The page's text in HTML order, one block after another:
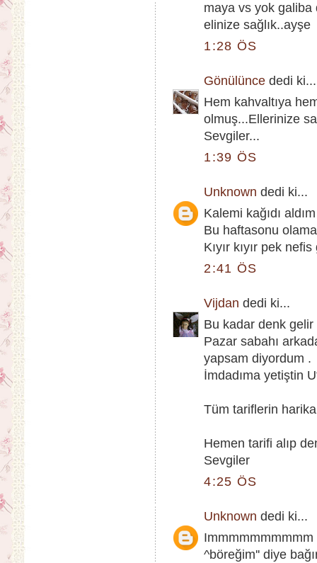
maya vs yok galiba
elinize sağlık..ayşe
1:28 ÖS
Gönülünce dedi ki...
Hem kahvaltıya
olmuş...Ellerinize
Sevgiler...
1:39 ÖS
Unknown dedi ki...
Kalemi kağıdı
Bu haftasonu
Kıyır kıyır pek
2:41 ÖS
Vijdan dedi ki...
Bu kadar denk gelir
Pazar sabahı
yapsam diyordum .
İmdadıma yetiştin
Tüm tariflerin
Hemen tarifi alıp
Sevgiler
4:25 ÖS
Unknown dedi ki...
Immmmmmmmmm
^böreğim'' diye